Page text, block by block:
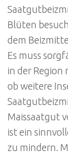
Blüten
dem
Es muss
in der
ob weitere
Maissaatgut
ist ein
zu mindern.